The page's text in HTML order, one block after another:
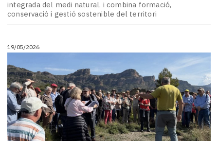
integrada del medi natural, i combina formació,
conservació i gestió sostenible del territori
19/05/2026